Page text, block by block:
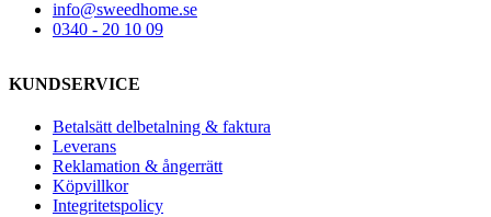
info@sweedhome.se
0340 - 20 10 09
KUNDSERVICE
Betalsätt delbetalning & faktura
Leverans
Reklamation & ångerrätt
Köpvillkor
Integritetspolicy